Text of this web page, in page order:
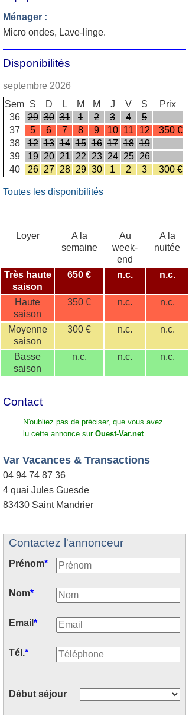
Ménager :
Micro ondes, Lave-linge.
Disponibilités
septembre 2026
Sem S D L M M J V S
Prix
36
29 30 31 1 2 3 4
5
37
5 6 7 8 9 10 11 12
350 €
38
12 13 14 15 16 17 18 19
39
19 20 21 22 23 24 25 26
40
26 27 28 29 30 1 2 3 300 €
Toutes les disponibilités
Loyer
A la
semaine
Au
week-
end
A la
nuitée
Très haute
saison
650 € n.c. n.c.
Haute
saison
350 € n.c. n.c.
Moyenne
saison
300 € n.c. n.c.
Basse
saison
n.c. n.c. n.c.
Contact
N'oubliez pas de préciser, que vous avez
lu cette annonce sur Ouest-Var.net
Var Vacances & Transactions
04 94 74 87 36
4 quai Jules Guesde
83430 Saint Mandrier
Contactez l'annonceur
Prénom*
Nom*
Email *
Tél.*
Début séjour